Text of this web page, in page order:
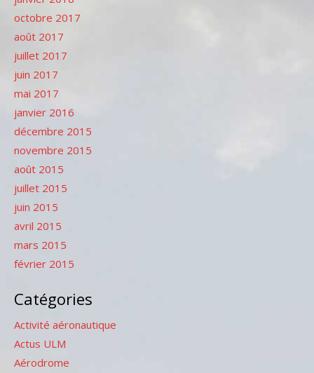
octobre 2017
août 2017
juillet 2017
juin 2017
mai 2017
janvier 2016
décembre 2015
novembre 2015
août 2015
juillet 2015
juin 2015
avril 2015
mars 2015
février 2015
Catégories
Activité aéronautique
Actus ULM
Aérodrome